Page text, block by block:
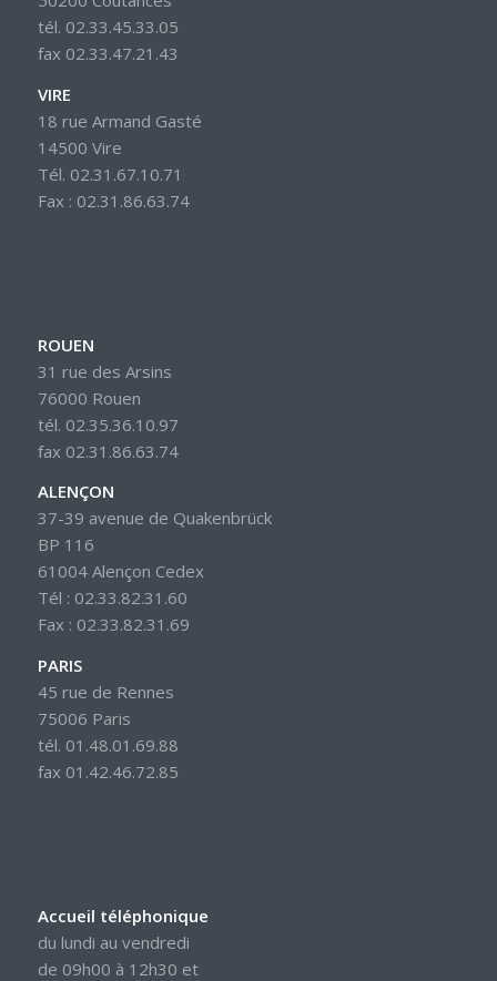
tél. 02.33.45.33.05
fax 02.33.47.21.43
VIRE
18 rue Armand Gasté
14500 Vire
Tél. 02.31.67.10.71
Fax : 02.31.86.63.74
ROUEN
31 rue des Arsins
76000 Rouen
tél. 02.35.36.10.97
fax 02.31.86.63.74
ALENÇON
37-39 avenue de Quakenbrück
BP 116
61004 Alençon Cedex
Tél : 02.33.82.31.60
Fax : 02.33.82.31.69
PARIS
45 rue de Rennes
75006 Paris
tél. 01.48.01.69.88
fax 01.42.46.72.85
Accueil téléphonique
du lundi au vendredi
de 09h00 à 12h30 et